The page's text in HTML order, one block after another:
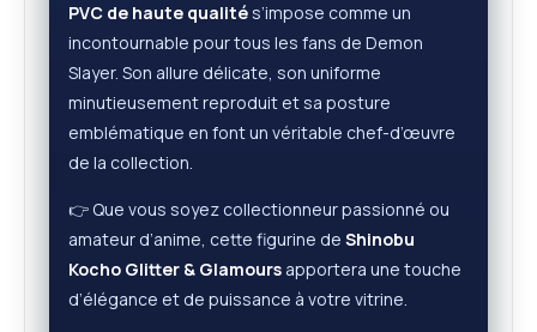
PVC de haute qualité s’impose comme un
incontournable pour tous les fans de Demon
Slayer. Son allure délicate, son uniforme
minutieusement reproduit et sa posture
emblématique en font un véritable chef-d’œuvre
de la collection.
👉 Que vous soyez collectionneur passionné ou
amateur d’anime, cette figurine de Shinobu
Kocho Glitter & Glamours apportera une touche
d’élégance et de puissance à votre vitrine.